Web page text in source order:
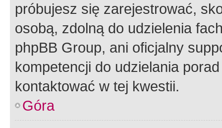
próbujesz się zarejestrować,
osobą, zdolną do udzielenia
phpBB Group, ani oficjalny
kompetencji do udzielania
kontaktować w tej kwestii.
Góra